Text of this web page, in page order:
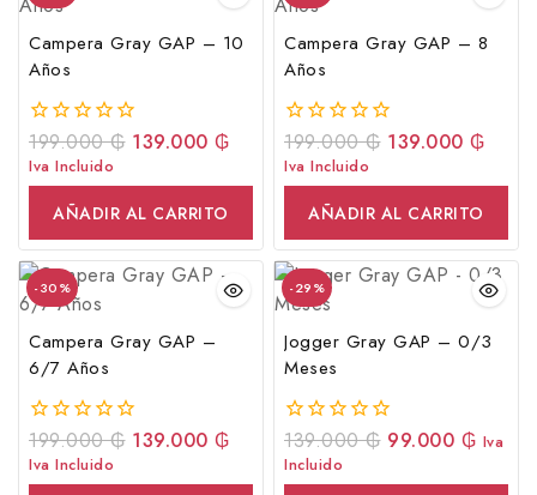
Campera Gray GAP – 10
Años
0
fuera
de
199.000₲ 139.000 ₲
Iva Incluido
AÑADIR AL CARRITO
Campera Gray GAP – 8
Años
0
fuera
de
199.000₲ 139.000 ₲
Iva Incluido
AÑADIR AL CARRITO
-30%
Campera Gray GAP –
6/7 Años
0
fuera
de
199.000₲ 139.000 ₲
Iva Incluido
-29%
Jogger Gray GAP – 0/3
Meses
0
fuera
de
139.000₲ 99.000 ₲ Iva
Incluido